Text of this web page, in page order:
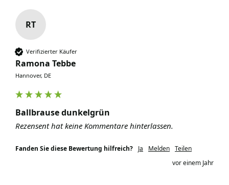
RT
Verifizierter Käufer
Ramona Tebbe
Hannover, DE
Ballbrause dunkelgrün
Rezensent hat keine Kommentare hinterlassen.
Fanden Sie diese Bewertung hilfreich? Ja Melden Teilen
vor einem Jahr